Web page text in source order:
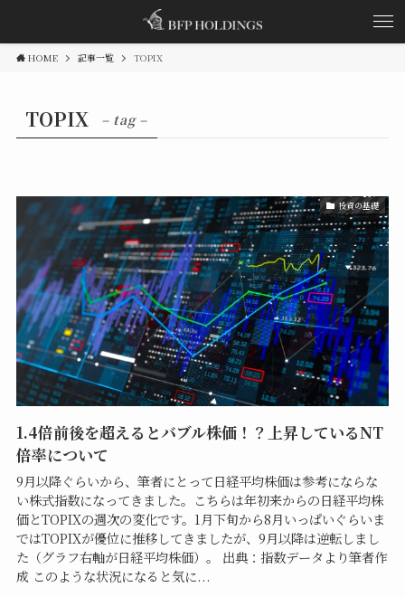
HOME 記事一覧 TOPIX
TOPIX – tag –
投資の基礎
1.4倍前後を超えるとバブル株価！？上昇しているNT
倍率について
9月以降ぐらいから、筆者にとって日経平均株価は参考にならな
い株式指数になってきました。こちらは年初来からの日経平均株
価とTOPIXの週次の変化です。1月下旬から8月いっぱいぐらいま
ではTOPIXが優位に推移してきましたが、9月以降は逆転しまし
た（グラフ右軸が日経平均株価）。 出典：指数データより筆者作
成 このような状況になると気に...